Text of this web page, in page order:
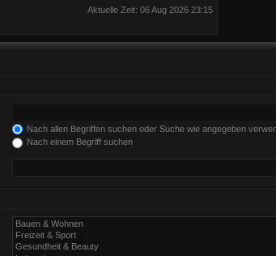
Aktuelle Zeit: 06 Aug 2026 23:15
Nach allen Begriffen suchen oder Suche wie angegeben
Nach einem Begriff suchen